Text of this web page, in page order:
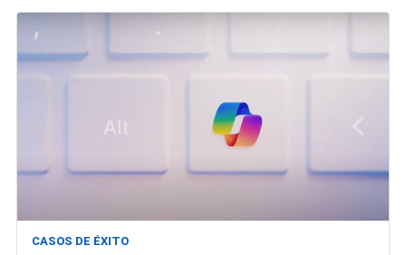
CASOS DE ÉXITO